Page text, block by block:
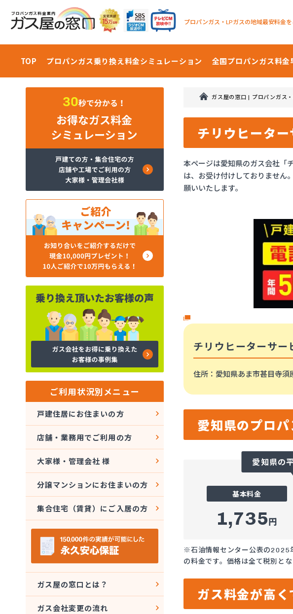
プロパンガス・LPガスの地域最安料金
TOP プロパンガス乗り換え料金シミュレーション 全国プロパンガス料金
ガス屋の窓口 | プロパンガス
チリウヒータ
本ページは愛知県のガス会社「
は、お受け付けしておりません
願いいたします。
チリウヒーターサー
住所 ：愛知県あま市甚目寺須
愛知県のプロ
愛知県の
基本料金
1,735円
※石油情報センター公表の2025
の料金です。価格は全て税別とな
ガス料金が高
ご利用状況別メニュー
戸建住居にお住まいの方
店舗・業務用でご利用の方
大家様・管理会社 様
分譲マンションにお住まいの方
集合住宅（賃貸）にご入居の方
ガス屋の窓口とは？
ガス会社変更の流れ